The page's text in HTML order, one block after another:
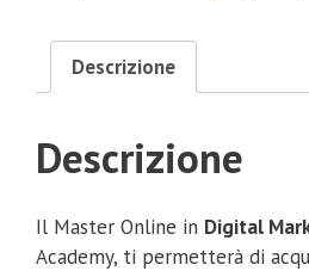
Descrizione
Descrizione
Il Master Online in Digital
Academy, ti permetterà di